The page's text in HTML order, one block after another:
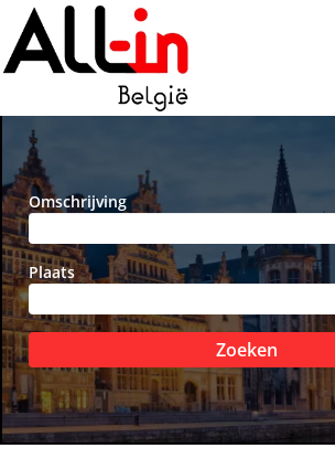
Omschrijving
Plaats
Zoeken